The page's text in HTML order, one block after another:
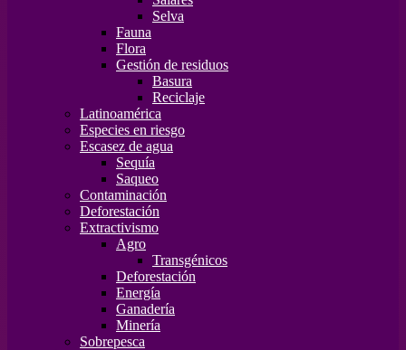
Selva
Fauna
Flora
Gestión de residuos
Basura
Reciclaje
Latinoamérica
Especies en riesgo
Escasez de agua
Sequía
Saqueo
Contaminación
Deforestación
Extractivismo
Agro
Transgénicos
Deforestación
Energía
Ganadería
Minería
Sobrepesca